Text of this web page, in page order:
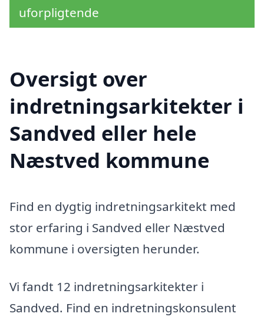
uforpligtende
Oversigt over
indretningsarkitekter i
Sandved eller hele
Næstved kommune
Find en dygtig indretningsarkitekt med
stor erfaring i Sandved eller Næstved
kommune i oversigten herunder.
Vi fandt 12 indretningsarkitekter i
Sandved. Find en indretningskonsulent